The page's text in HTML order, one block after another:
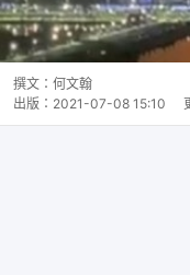
撰文： 何文翰
出版： 2021-07-08 15:10